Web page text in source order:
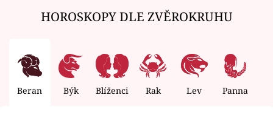
HOROSKOPY DLE ZVĚROKRUHU
Beran Býk Blíženci Rak Lev Panna